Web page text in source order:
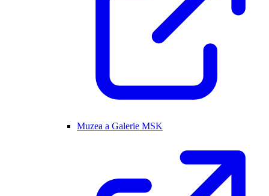
Muzea a Galerie MSK